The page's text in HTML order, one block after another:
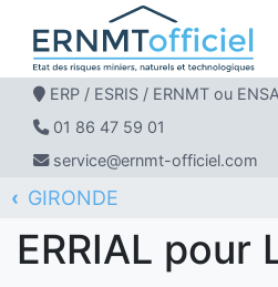
ERP / ESRIS / ERNMT ou
01 86 47 59 01
service@ernmt-officiel.com
ERNMT Officiel
ERRIAL
GIRONDE
LANGON
ERRIAL pour